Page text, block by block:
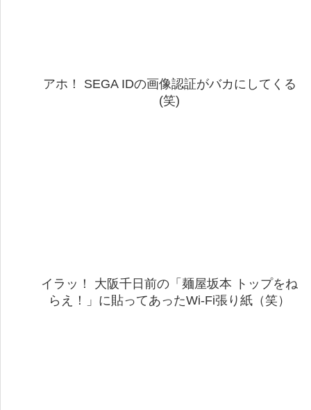
アホ！ SEGA IDの画像認証がバカにしてくる
(笑)
イラッ！ 大阪千日前の「麺屋坂本 トップをね
らえ！」に貼ってあったWi-Fi張り紙（笑）